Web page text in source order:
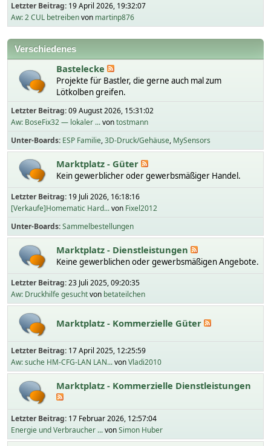
Letzter Beitrag: 19 April 2026, 19:32:07
Aw: 2 CUL betreibenvon martinp876
Verschiedenes
Bastelecke
Projekte für Bastler, die gerne auch mal zum
Lötkolben greifen.
Letzter Beitrag:09 August 2026, 15:31:02
Aw: BoseFix32 — lokaler ...vontostmann
Unter-Boards ESP Familie 3D-Druck/Gehäuse MySensors
Marktplatz - Güter
Kein gewerblicher oder gewerbsmäßiger Handel.
Letzter Beitrag: 19 Juli 2026, 16:18:16
[Verkaufe]Homematic Hard...von Fixel2012
Unter-Boards Sammelbestellungen
Marktplatz - Dienstleistungen
Keine gewerblichen oder gewerbsmäßigen Angebote.
Letzter Beitrag:23 Juli 2025, 09:20:35
Aw: Druckhilfe gesuchtvon betateilchen
Marktplatz - Kommerzielle Güter
Letzter Beitrag: 17 April 2025, 12:25:59
Aw: suche HM-CFG-LAN LAN...vonVladi2010
Marktplatz - Kommerzielle Dienstleistungen
Letzter Beitrag: 17 Februar 2026, 12:57:04
Energie und Verbraucher ...vonSimon Huber